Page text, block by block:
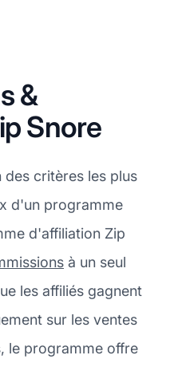
&
Snore
des critères les plus
d'un programme
d'affiliation Zip
à un seul
les affiliés gagnent
sur les ventes
le programme offre